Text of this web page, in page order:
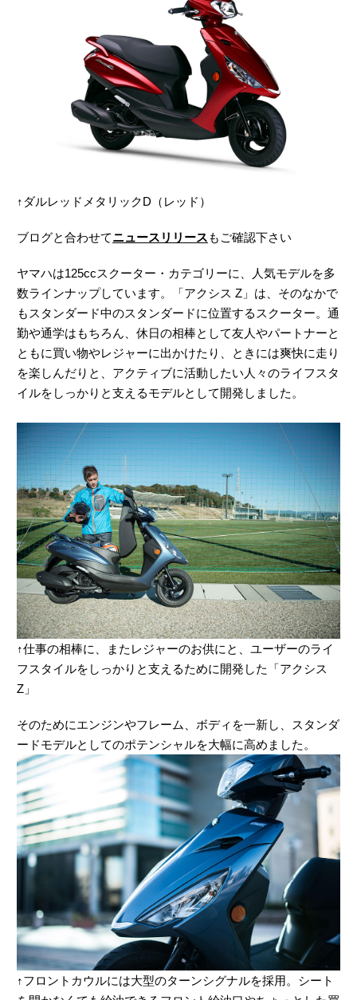
↑ダルレッドメタリックD（レッド）
ブログと合わせてニュースリリースもご確認下さい
ヤマハは125ccスクーター・カテゴリーに、人気モデルを多
数ラインナップしています。「アクシス Z」は、そのなかで
もスタンダード中のスタンダードに位置するスクーター。通
勤や通学はもちろん、休日の相棒として友人やパートナーと
ともに買い物やレジャーに出かけたり、ときには爽快に走り
を楽しんだりと、アクティブに活動したい人々のライフスタ
イルをしっかりと支えるモデルとして開発しました。
↑仕事の相棒に、またレジャーのお供にと、ユーザーのライ
フスタイルをしっかりと支えるために開発した「アクシス
Z」
そのためにエンジンやフレーム、ボディを一新し、スタンダ
ードモデルとしてのポテンシャルを大幅に高めました。
↑フロントカウルには大型のターンシグナルを採用。シート